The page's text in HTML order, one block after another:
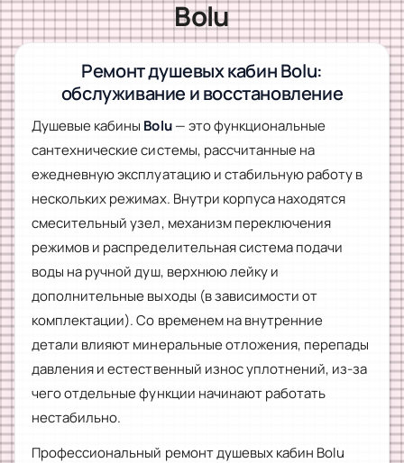
Bolu
Ремонт душевых кабин Bolu:
обслуживание и восстановление
Душевые кабины Bolu— это функциональные
сантехнические системы, рассчитанные на
ежедневную эксплуатацию и стабильную работу в
нескольких режимах. Внутри корпуса находятся
смесительный узел, механизм переключения
режимов и распределительная система подачи
воды на ручной душ, верхнюю лейку и
дополнительные выходы (в зависимости от
комплектации). Со временем на внутренние
детали влияют минеральные отложения, перепады
давления и естественный износ уплотнений, из-за
чего отдельные функции начинают работать
нестабильно.
Профессиональный ремонт душевых кабин Bolu